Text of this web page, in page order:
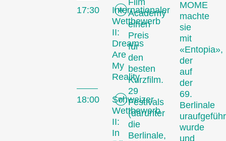
17:30
Internationaler
Wettbewerb
II:
Dreams
Are
My
Reality
18:00
Schweizer
Wettbewerb
II:
In
Film
Academy
einen
Preis
für
den
besten
Kurzfilm.
29
Festivals
(darunter
die
Berlinale,
MOME
machte
sie
mit
«Entopia»,
der
auf
der
69.
Berlinale
wurde
und